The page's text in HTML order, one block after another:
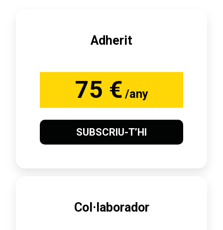
Adherit
75 € /any
SUBSCRIU-T’HI
Col·laborador